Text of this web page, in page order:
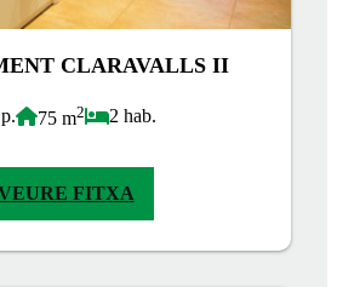
CLARAVALLS II
75 m2 2 hab.
FITXA